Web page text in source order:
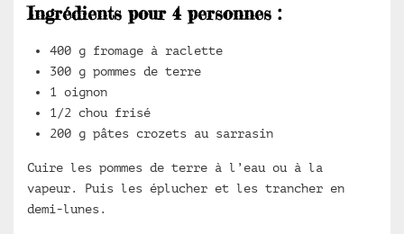
Ingrédients pour 4 personnes :
400 g fromage à raclette
300 g pommes de terre
1 oignon
1/2 chou frisé
200 g pâtes crozets au sarrasin
Cuire les pommes de terre à l’eau ou à la
vapeur. Puis les éplucher et les trancher en
demi-lunes.